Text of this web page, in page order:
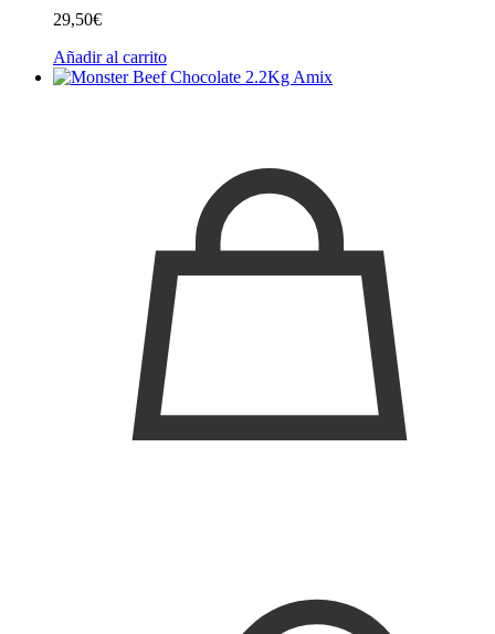
29,50€
Añadir al carrito